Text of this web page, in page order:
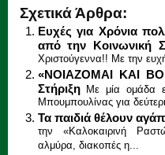
Σχετικά Άρθρα:
Ευχές για Χρόνια
από την Κοινωνική
Χριστούγεννα!! Με την
«ΝΟΙΑΖΟΜΑΙ ΚΑΙ
Στήριξη
Με μία ομάδα
Μπουμπουλίνας για
Τα παιδιά θέλουν
την «Καλοκαιρινή
αλμύρα, διακοπές η...